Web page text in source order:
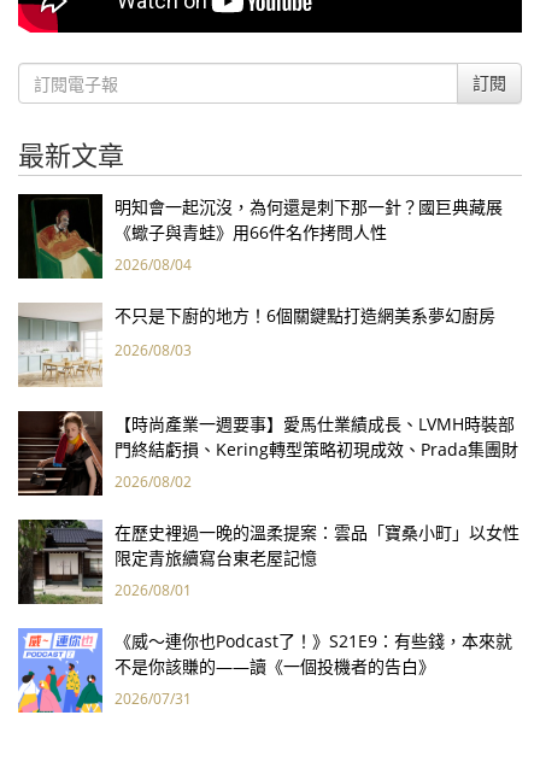
訂閱
最新文章
明知會一起沉沒，為何還是刺下那一針？國巨典藏展
《蠍子與青蛙》用66件名作拷問人性
2026/08/04
不只是下廚的地方！6個關鍵點打造網美系夢幻廚房
2026/08/03
【時尚產業一週要事】愛馬仕業績成長、LVMH時裝部
門終結虧損、Kering轉型策略初現成效、Prada集團財
報亮眼
2026/08/02
在歷史裡過一晚的溫柔提案：雲品「寶桑小町」以女性
限定青旅續寫台東老屋記憶
2026/08/01
《威～連你也Podcast了！》S21E9：有些錢，本來就
不是你該賺的——讀《一個投機者的告白》
2026/07/31